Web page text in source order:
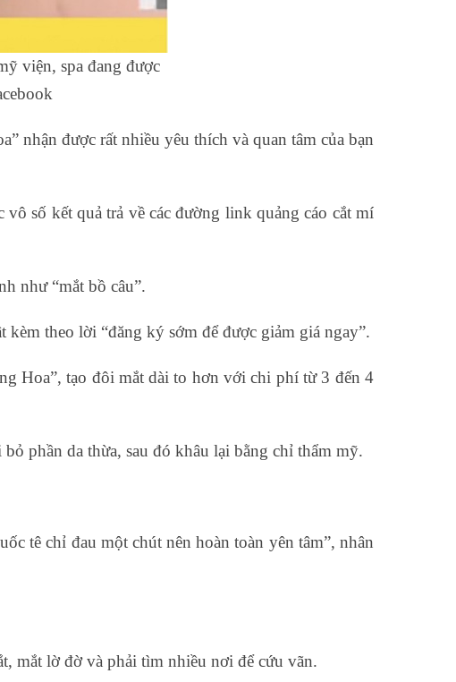
viện, spa đang được
nhận được rất nhiều yêu thích và quan tâm của bạn
số kết quả trả về các đường link quảng cáo cắt mí
như “mắt bồ câu”.
theo lời “đăng ký sớm để được giảm giá ngay”.
Hoa”, tạo đôi mắt dài to hơn với chi phí từ 3 đến 4
phần da thừa, sau đó khâu lại bằng chỉ thẩm mỹ.
tê chỉ đau một chút nên hoàn toàn yên tâm”, nhân
mắt lờ đờ và phải tìm nhiều nơi để cứu vãn.